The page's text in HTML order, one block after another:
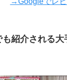
紹介される